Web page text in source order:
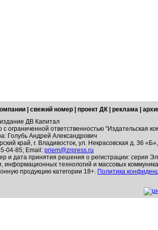
свежий номер проект ДК реклама
ДВ Капитал
ограниченной ответственностью "Издательская
Голубь Андрей Александрович
край, г. Владивосток, ул. Некрасовская д. 36
04-85; Email: priem@zrpress.ru
и дата принятия решения о регистрации: серия
информационных технологий и массовых
продукцию категории 18+. Политика